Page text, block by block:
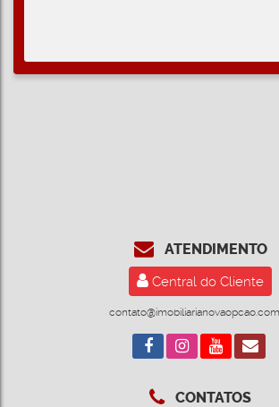
ATENDIMENTO
Central do Cliente
CONTATOS